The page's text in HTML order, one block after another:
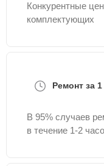
Конкурентные
комплектующих
Ремонт за
В 95% случаев
в течение 1-2